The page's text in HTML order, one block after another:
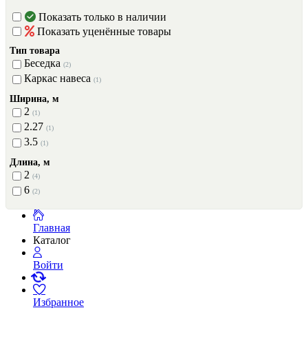
Показать только в наличии
Показать уценённые товары
Тип товара
Беседка (2)
Каркас навеса (1)
Ширина, м
2 (1)
2.27 (1)
3.5 (1)
Длина, м
2 (4)
6 (2)
Главная
Каталог
Войти
Избранное